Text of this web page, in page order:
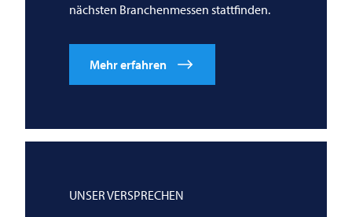
nächsten Branchenmessen stattfinden.
Mehr erfahren
UNSER VERSPRECHEN